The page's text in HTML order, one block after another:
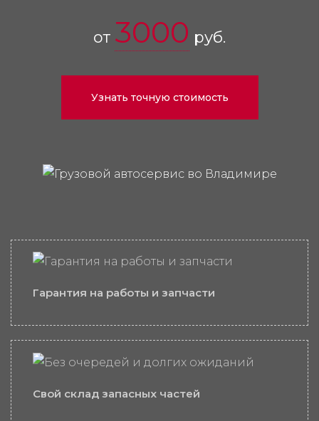
от 3000 руб.
Узнать точную стоимость
Гарантия на работы и запчасти
Свой склад запасных частей